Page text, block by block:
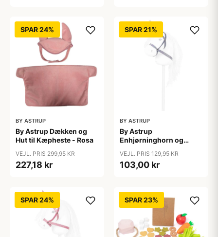
SPAR 24%
BY ASTRUP
By Astrup Dækken og
Hut til Kæpheste - Rosa
VEJL. PRIS 299,95 KR
227,18 kr
SPAR 21%
BY ASTRUP
By Astrup
Enhjørninghorn og
VEJL. PRIS 129,95 KR
103,00 kr
SPAR 24% SPAR 23%